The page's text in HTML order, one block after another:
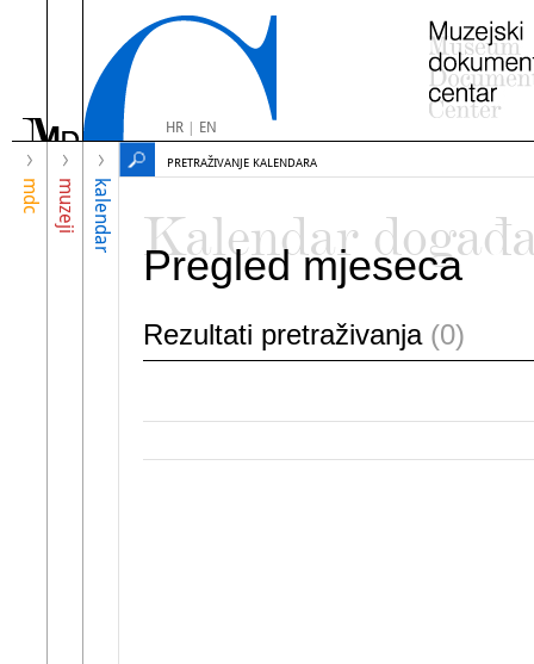
HR| EN
mdc muzeji kalendar
PRETRAŽIVANJE KALENDARA
Kalendar
Pregled mjeseca
Rezultati pretraživanja (0)